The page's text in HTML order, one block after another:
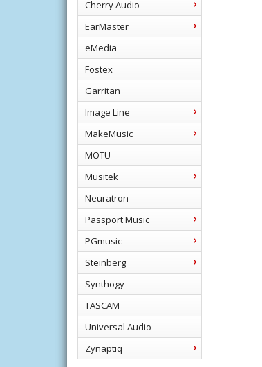
Cherry Audio
EarMaster
eMedia
Fostex
Garritan
Image Line
MakeMusic
MOTU
Musitek
Neuratron
Passport Music
PGmusic
Steinberg
Synthogy
TASCAM
Universal Audio
Zynaptiq